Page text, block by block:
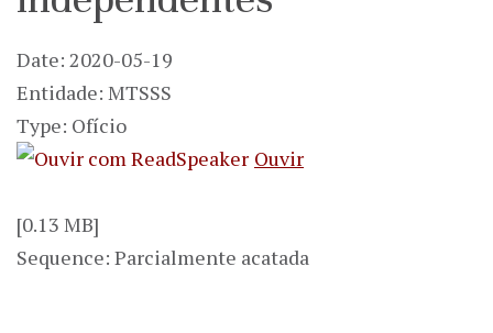
Date: 2020-05-19
Entidade: MTSSS
Type: Ofício
Ouvir
[0.13 MB]
Sequence: Parcialmente acatada